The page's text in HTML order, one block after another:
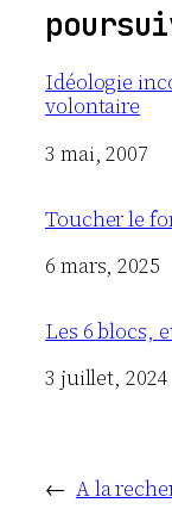
Idéologie
volontaire
Date
3 mai, 2007
Toucher le
Date
6 mars, 2025
Les 6 blocs,
Date
3 juillet, 2024
← A la